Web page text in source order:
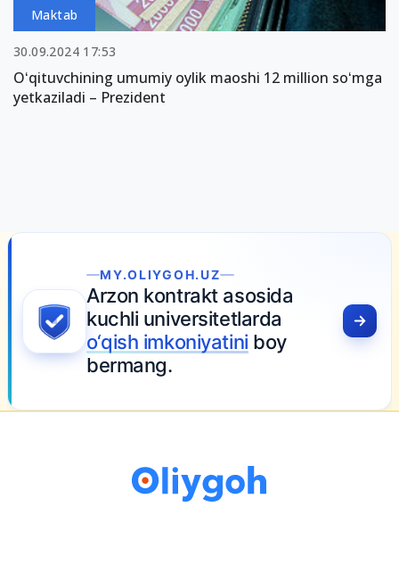
Maktab
30.09.2024 17:53
Oʻqituvchining umumiy oylik maoshi 12 million soʻmga
yetkaziladi – Prezident
MY.OLIYGOH.UZ
Arzon kontrakt asosida
kuchli universitetlarda
o‘qish imkoniyatini boy
bermang.